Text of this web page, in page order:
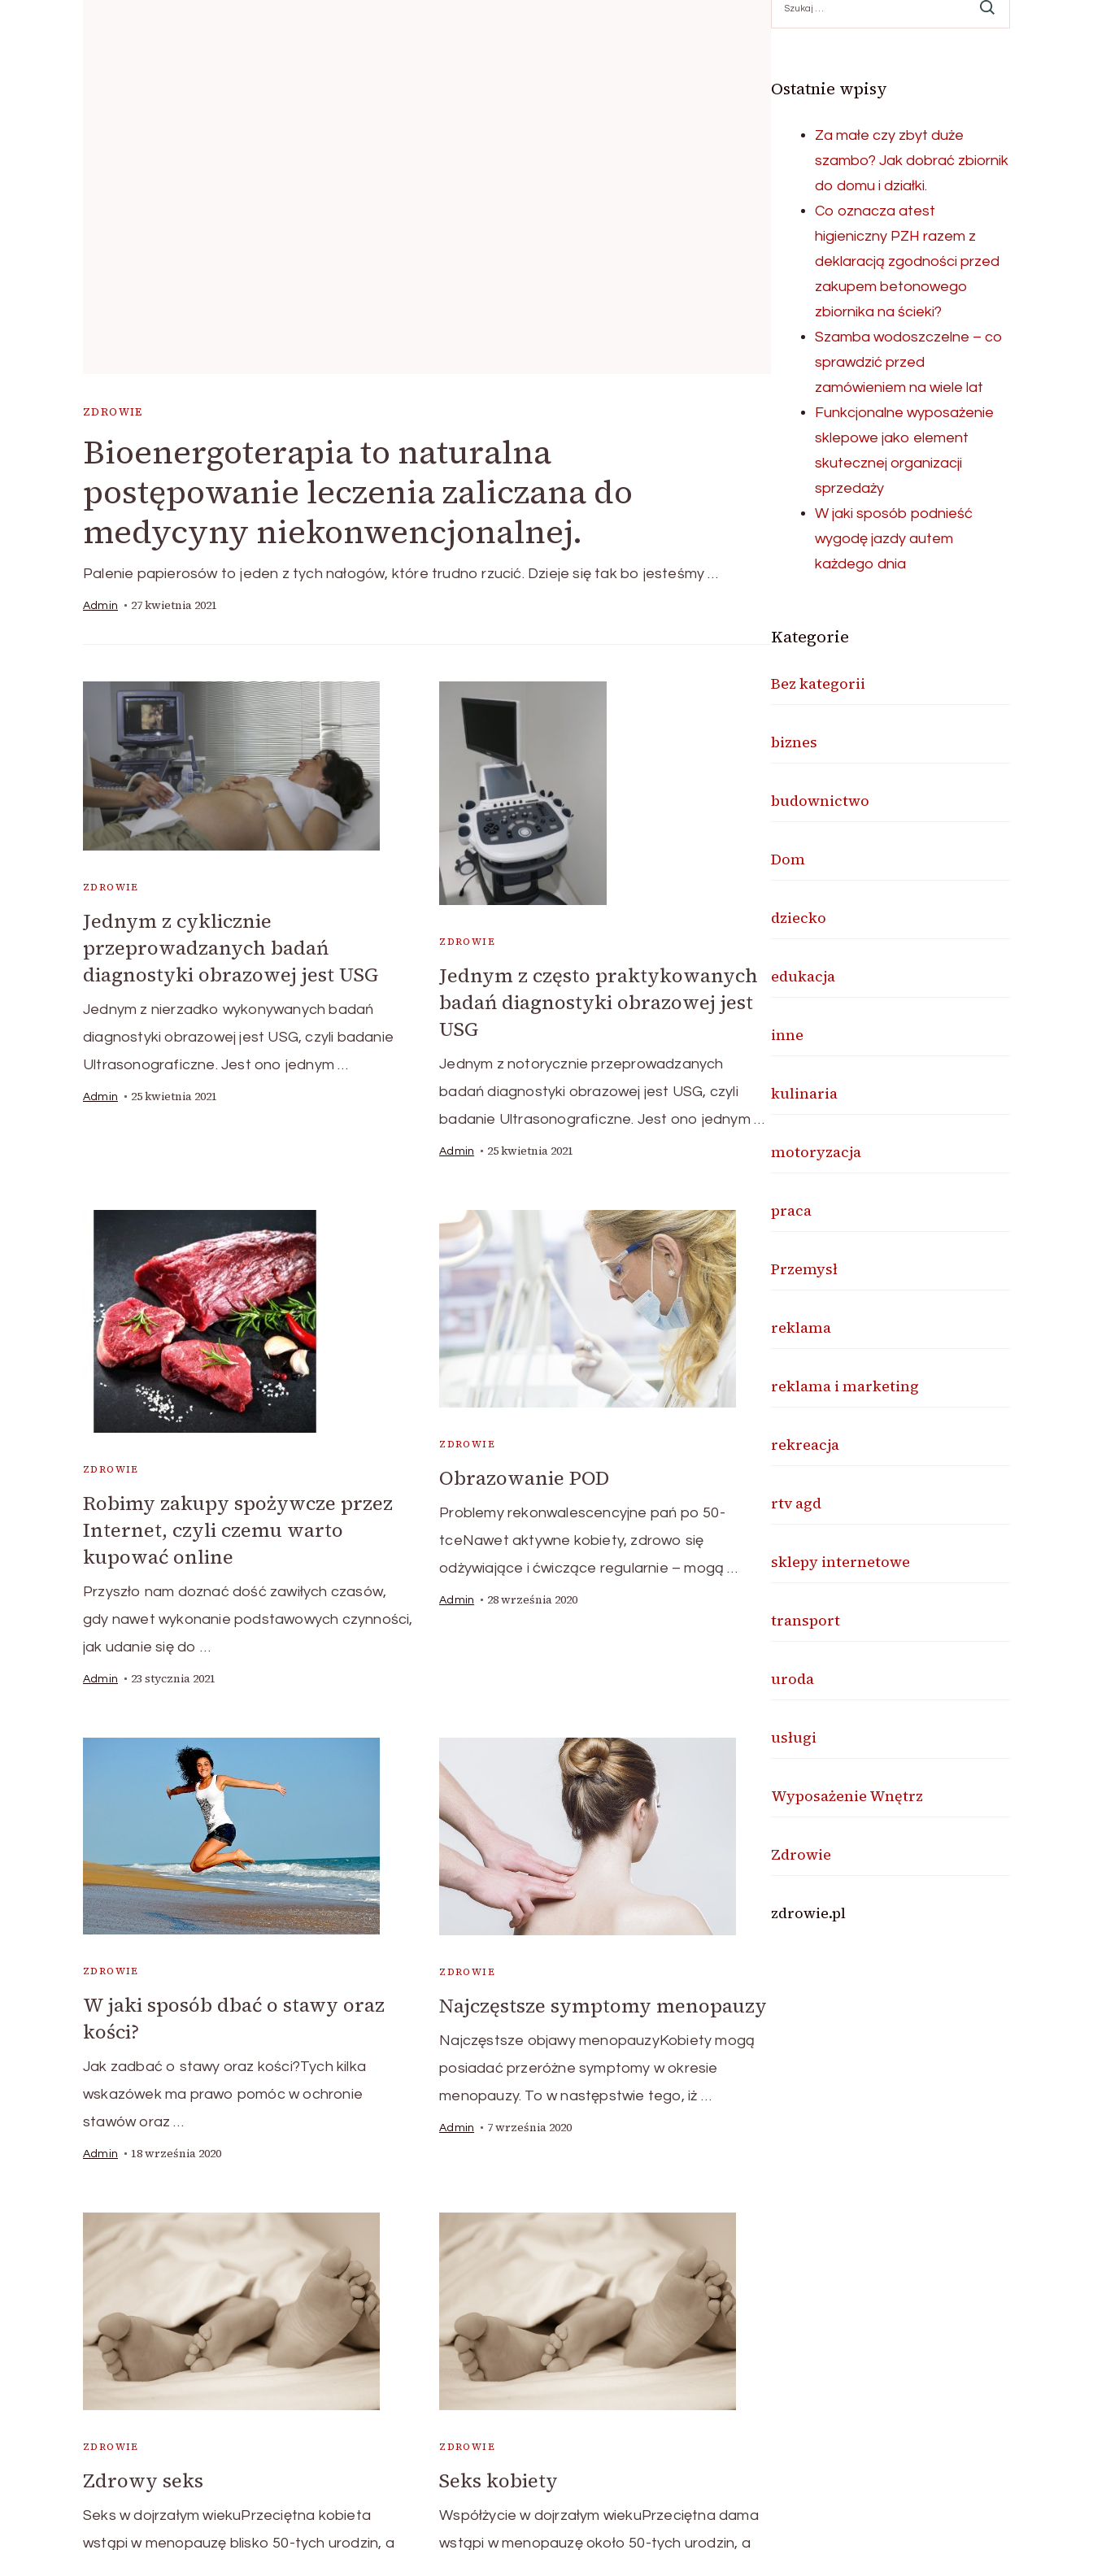
ZDROWIE
Bioenergoterapia to naturalna
postępowanie leczenia zaliczana do
medycyny niekonwencjonalnej.
Palenie papierosów to jeden z tych nałogów, które trudno rzucić. Dzieje się tak bo jesteśmy …
Admin 27 kwietnia 2021
ZDROWIE
Jednym z cyklicznie
przeprowadzanych badań
diagnostyki obrazowej jest USG
Jednym z nierzadko wykonywanych badań
diagnostyki obrazowej jest USG, czyli badanie
Ultrasonograficzne. Jest ono jednym …
Admin 25 kwietnia 2021
ZDROWIE
Jednym z często praktykowanych
badań diagnostyki obrazowej jest
USG
Jednym z notorycznie przeprowadzanych
badań diagnostyki obrazowej jest USG, czyli
badanie Ultrasonograficzne. Jest ono jednym …
Admin 25 kwietnia 2021
ZDROWIE
Robimy zakupy spożywcze przez
Internet, czyli czemu warto
kupować online
Przyszło nam doznać dość zawiłych czasów,
gdy nawet wykonanie podstawowych czynności,
jak udanie się do …
Admin 23 stycznia 2021
ZDROWIE
Obrazowanie POD
Problemy rekonwalescencyjne pań po 50-
tceNawet aktywne kobiety, zdrowo się
odżywiające i ćwiczące regularnie – mogą …
Admin 28 września 2020
ZDROWIE
W jaki sposób dbać o stawy oraz
kości?
Jak zadbać o stawy oraz kości?Tych kilka
wskazówek ma prawo pomóc w ochronie
stawów oraz …
Admin 18 września 2020
ZDROWIE
Najczęstsze symptomy menopauzy
Najczęstsze objawy menopauzyKobiety mogą
posiadać przeróżne symptomy w okresie
menopauzy. To w następstwie tego, iż …
Admin 7 września 2020
ZDROWIE
Zdrowy seks
Seks w dojrzałym wiekuPrzeciętna kobieta
wstąpi w menopauzę blisko 50-tych urodzin, a
ZDROWIE
Seks kobiety
Współżycie w dojrzałym wiekuPrzeciętna dama
wstąpi w menopauzę około 50-tych urodzin, a
Ostatnie wpisy
Za małe czy zbyt duże
szambo? Jak dobrać zbiornik
do domu i działki.
Co oznacza atest
higieniczny PZH razem z
deklaracją zgodności przed
zakupem betonowego
zbiornika na ścieki?
Szamba wodoszczelne – co
sprawdzić przed
zamówieniem na wiele lat
Funkcjonalne wyposażenie
sklepowe jako element
skutecznej organizacji
sprzedaży
W jaki sposób podnieść
wygodę jazdy autem
każdego dnia
Kategorie
Bez kategorii
biznes
budownictwo
Dom
dziecko
edukacja
inne
kulinaria
motoryzacja
praca
Przemysł
reklama
reklama i marketing
rekreacja
rtv agd
sklepy internetowe
transport
uroda
usługi
Wyposażenie Wnętrz
Zdrowie
zdrowie.pl